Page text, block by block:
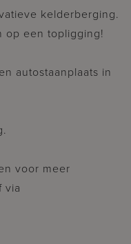
kelderberging.
op een topligging!
autostaanplaats in
voor meer
via